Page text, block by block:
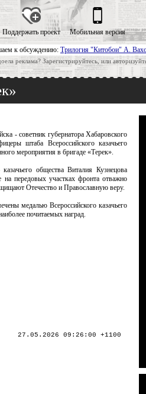
к обсуждению: Трилогия "Китобои" А.
реклама? Зарегистрируйтесь, или
Поддержать проект Мобильная версия
- советник губернатора Хабаровского
штаба Всероссийского казачьего
мероприятия в бригаде «Терек».
общества Виталия Кузнецова
передовых участках фронта отважно
Отечество и Православную веру.
медалью Всероссийского казачьего
почитаемых наград.
27.05.2026 09:26:00 +1100